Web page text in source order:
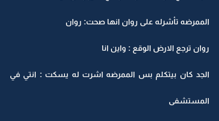
الممرضه تأشرله على روان انها صحت: روان
روان ترجع الارض الوقع : واين انا
الجد كان بيتكلم بس الممرضه اشرت له يسكت : انتي في
المستشفى